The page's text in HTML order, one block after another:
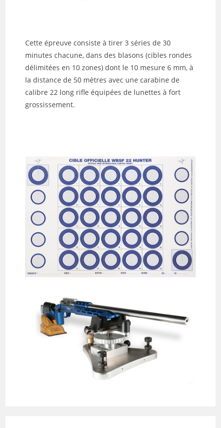
Cette épreuve consiste à tirer 3 séries de 30
minutes chacune, dans des blasons (cibles rondes
délimitées en 10 zones) dont le 10 mesure 6 mm, à
la distance de 50 mètres avec une carabine de
calibre 22 long rifle équipées de lunettes à fort
grossissement.